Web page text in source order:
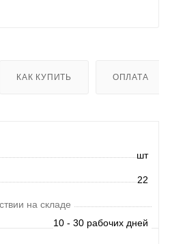
КАК КУПИТЬ ОПЛАТА
шт
22
на складе
10 - 30 рабочих дней